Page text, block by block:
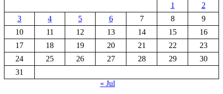
1
2
3
4 5 6 7 8
9
10
11 12 13 14 15
16
17
18 19 20 21 22
23
24
25 26 27 28 29
30
31
« Jul